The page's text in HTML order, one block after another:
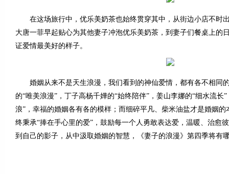
在这场旅行中，优乐美奶茶也始终贯穿其中，从街边小店不时
大唐一菲早起贴心为其他妻子冲泡优乐美奶茶，到妻子们餐桌上的
证爱情最美好的样子。
婚姻从来不是天生浪漫，我们看到的神仙爱情，都有各不相同
的“唯美浪漫”，丁子高杨千嬅的“始终陪伴”，姜山李娜的“细水流长
浪”，幸福的婚姻各有各的模样；而细碎平凡、柴米油盐才是婚姻
终秉承“捧在手心里的爱”，鼓励每一个人勇敢表达爱，温暖、治愈
到自己的影子，从中汲取婚姻的智慧，《妻子的浪漫》第四季将有